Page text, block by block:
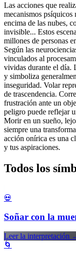
Las acciones que
mecanismos
encima de las nubes,
invisible... Estos
millones de personas
Según las
vinculados al
vividas durante el día.
y simboliza
inseguridad. Volar
de trascendencia.
frustración ante un
peligro puede reflejar
Morir en un sueño,
siempre una
acción onírica es una
y tus aspiraciones.
Todos los
💀
Soñar con la
Leer la interpretación
🌀